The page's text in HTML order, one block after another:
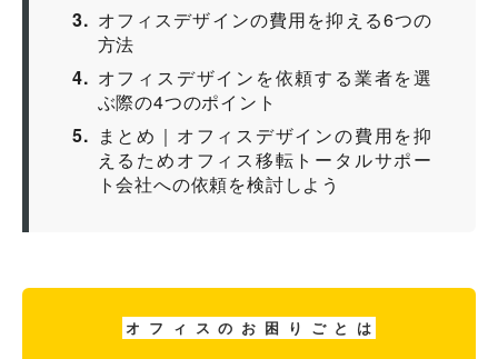
3
オフィスデザインの費用を抑える6つの
方法
4
オフィスデザインを依頼する業者を選
ぶ際の4つのポイント
5
まとめ｜オフィスデザインの費用を抑
えるためオフィス移転トータルサポー
ト会社への依頼を検討しよう
オ フ ィ ス の お 困 り ご と は